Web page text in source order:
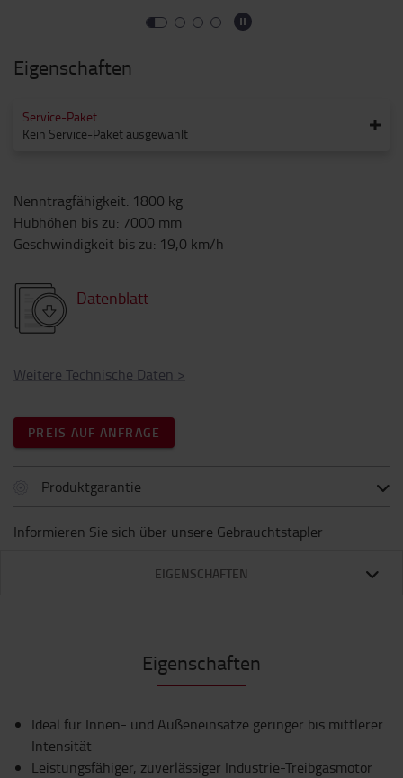
Eigenschaften
Service-Paket
Kein Service-Paket ausgewählt
Nenntragfähigkeit: 1800 kg
Hubhöhen bis zu: 7000 mm
Geschwindigkeit bis zu: 19,0 km/h
Datenblatt
Weitere Technische Daten >
PREIS AUF ANFRAGE
Produktgarantie
Informieren Sie sich über unsere Gebrauchtstapler
EIGENSCHAFTEN
Eigenschaften
Ideal für Innen- und Außeneinsätze geringer bis mittlerer
Intensität
Leistungsfähiger, zuverlässiger Industrie-Treibgasmotor